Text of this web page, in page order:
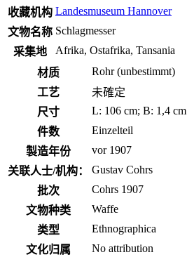
收藏机构 Landesmuseum Hannover
文物名称 Schlagmesser
采集地
Afrika, Ostafrika, Tansania
材质
Rohr (unbestimmt)
工艺
未確定
尺寸
L: 106 cm; B: 1,4 cm
件数
Einzelteil
製造年份
vor 1907
关联人士/机构：
Gustav Cohrs
批次
Cohrs 1907
文物种类
Waffe
类型
Ethnographica
文化归属
No attribution